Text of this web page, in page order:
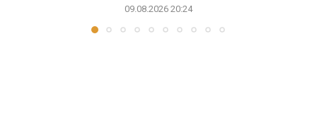
09.08.2026 20:24